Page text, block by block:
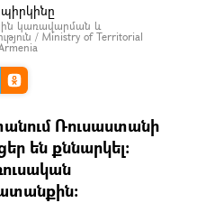
կառավարման և
/ Ministry of Territorial
Ռուսաստանի
են քննարկել։